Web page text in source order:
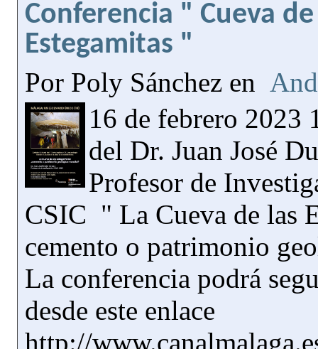
Conferencia " Cueva
Estegamitas "
Por Poly Sánchez en
16 de febrero 2023
del Dr. Juan José
Profesor de
CSIC " La Cueva de las
cemento o patrimonio
La conferencia podrá
desde este enlace
http://